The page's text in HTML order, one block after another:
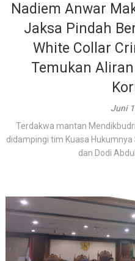
Nadiem Anwar
Jaksa Pindah
White Collar
Temukan
Juni
Terdakwa mantan
didampingi tim Kuasa Hukumnya
dan Dodi